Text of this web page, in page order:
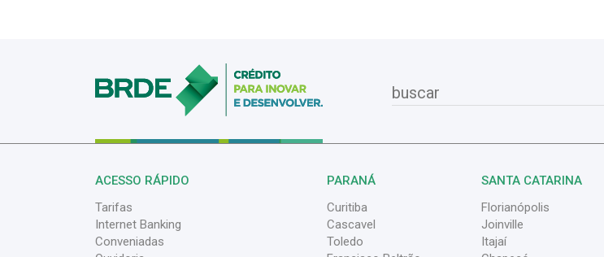
ACESSO RÁPIDO
Tarifas
Internet Banking
Conveniadas
PARANÁ
Curitiba
Cascavel
Toledo
SANTA CATARINA
Florianópolis
Joinville
Itajaí